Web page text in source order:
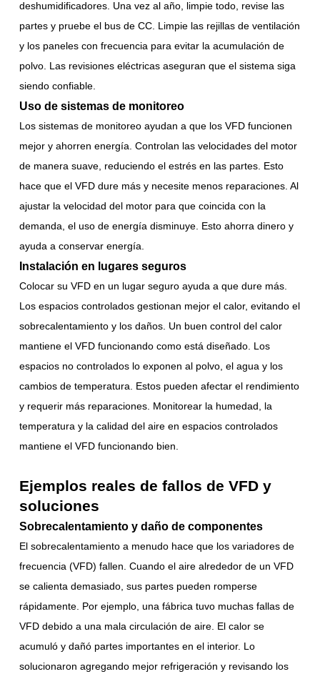
deshumidificadores. Una vez al año, limpie todo, revise las
partes y pruebe el bus de CC. Limpie las rejillas de ventilación
y los paneles con frecuencia para evitar la acumulación de
polvo. Las revisiones eléctricas aseguran que el sistema siga
siendo confiable.
Uso de sistemas de monitoreo
Los sistemas de monitoreo ayudan a que los VFD funcionen
mejor y ahorren energía. Controlan las velocidades del motor
de manera suave, reduciendo el estrés en las partes. Esto
hace que el VFD dure más y necesite menos reparaciones. Al
ajustar la velocidad del motor para que coincida con la
demanda, el uso de energía disminuye. Esto ahorra dinero y
ayuda a conservar energía.
Instalación en lugares seguros
Colocar su VFD en un lugar seguro ayuda a que dure más.
Los espacios controlados gestionan mejor el calor, evitando el
sobrecalentamiento y los daños. Un buen control del calor
mantiene el VFD funcionando como está diseñado. Los
espacios no controlados lo exponen al polvo, el agua y los
cambios de temperatura. Estos pueden afectar el rendimiento
y requerir más reparaciones. Monitorear la humedad, la
temperatura y la calidad del aire en espacios controlados
mantiene el VFD funcionando bien.
Ejemplos reales de fallos de VFD y
soluciones
Sobrecalentamiento y daño de componentes
El sobrecalentamiento a menudo hace que los variadores de
frecuencia (VFD) fallen. Cuando el aire alrededor de un VFD
se calienta demasiado, sus partes pueden romperse
rápidamente. Por ejemplo, una fábrica tuvo muchas fallas de
VFD debido a una mala circulación de aire. El calor se
acumuló y dañó partes importantes en el interior. Lo
solucionaron agregando mejor refrigeración y revisando los